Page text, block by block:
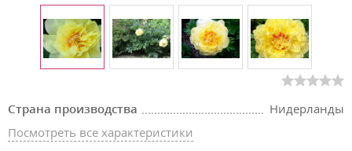
Страна производства
Нидерланды
Посмотреть все характеристики